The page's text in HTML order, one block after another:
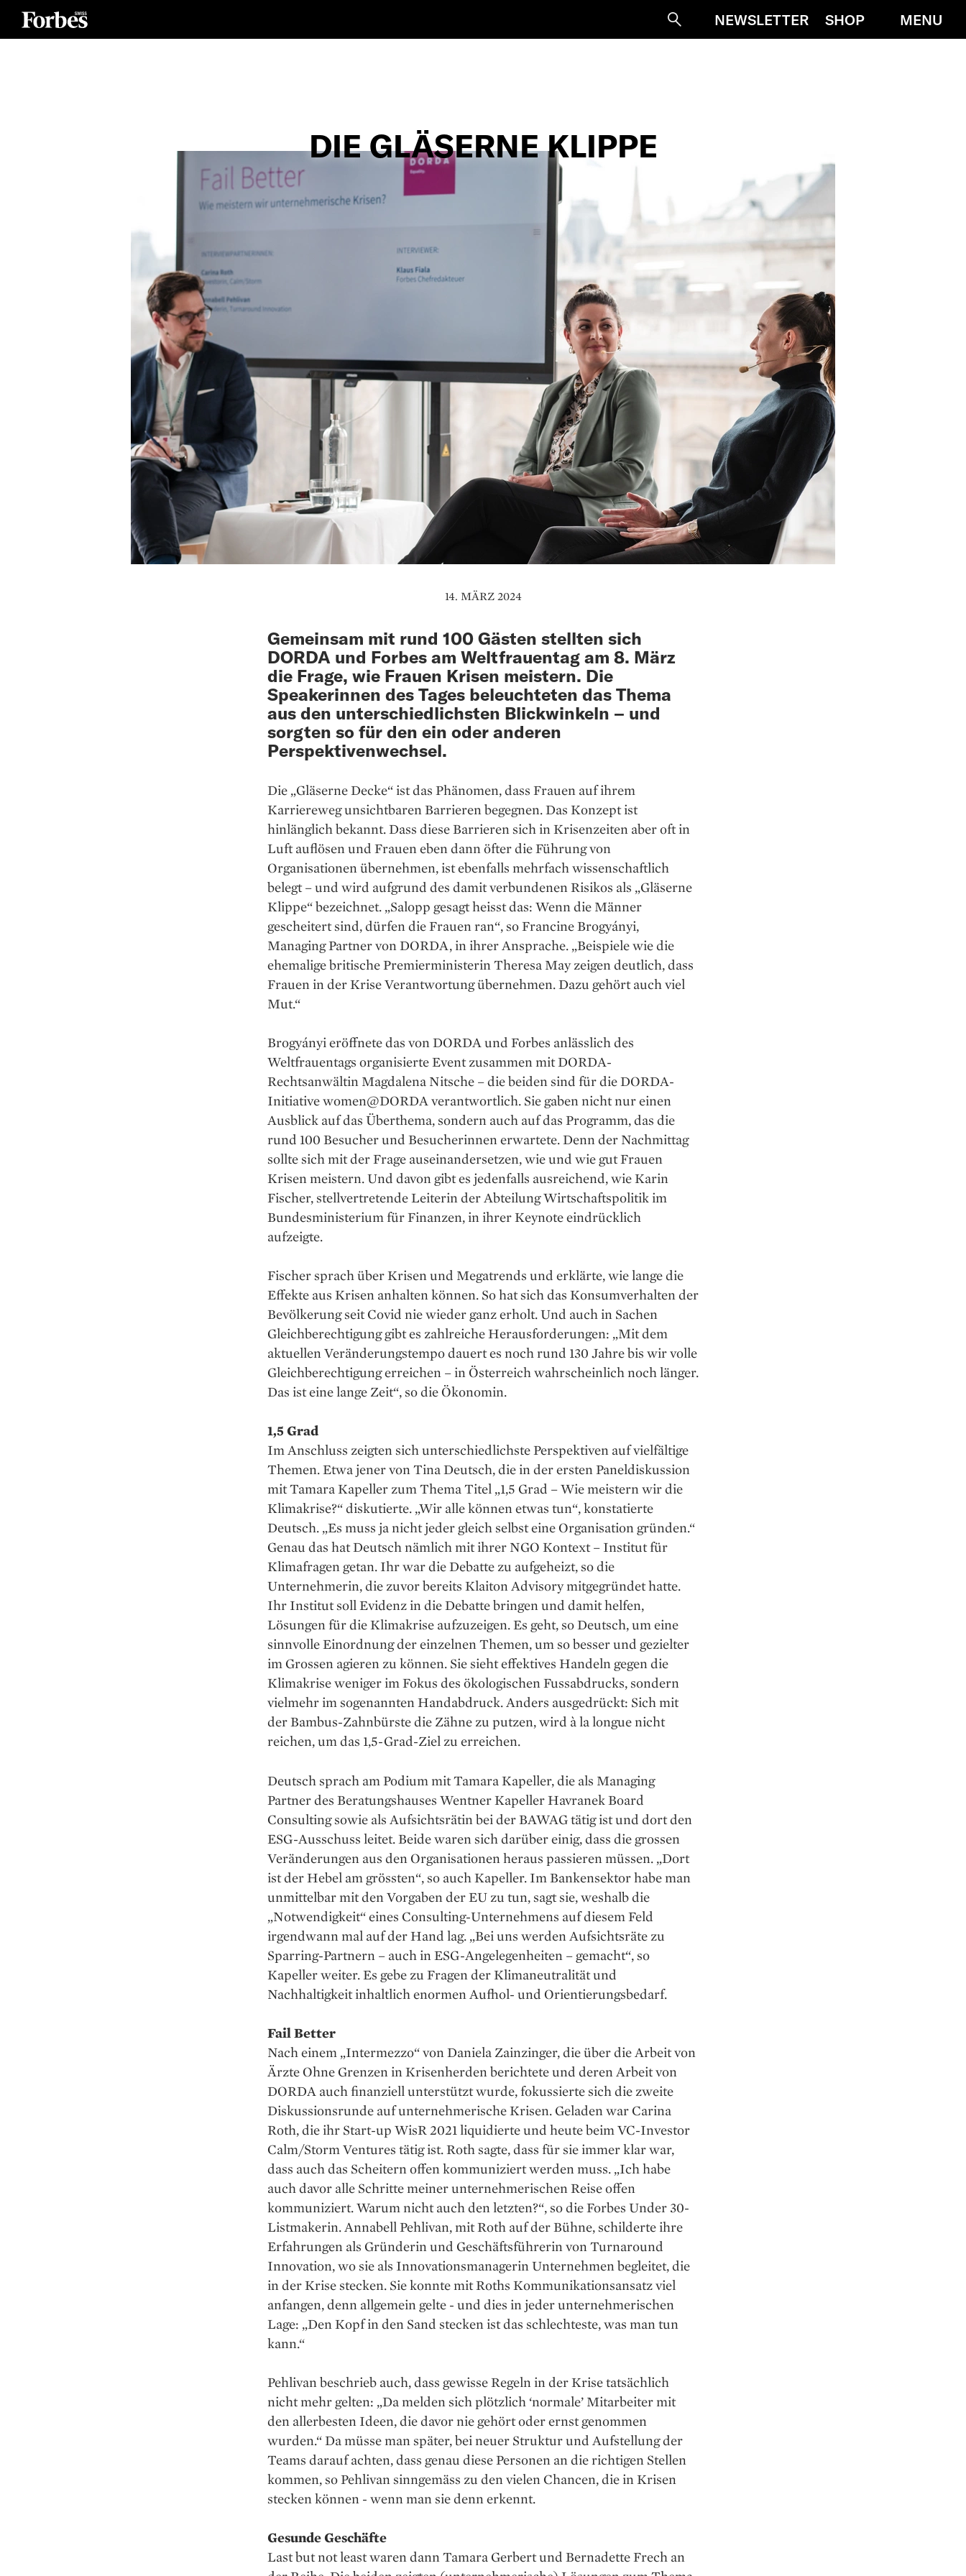
SucheNEWSLETTER SHOP MENU
DIE GLÄSERNE KLIPPE
14. MÄRZ 2024
Gemeinsam mit rund 100 Gästen stellten sich
DORDA und Forbes am Weltfrauentag am 8. März
die Frage, wie Frauen Krisen meistern. Die
Speakerinnen des Tages beleuchteten das Thema
aus den unterschiedlichsten Blickwinkeln – und
sorgten so für den ein oder anderen
Perspektivenwechsel.
Die „Gläserne Decke“ ist das Phänomen, dass Frauen auf ihrem
Karriereweg unsichtbaren Barrieren begegnen. Das Konzept ist
hinlänglich bekannt. Dass diese Barrieren sich in Krisenzeiten aber oft in
Luft auflösen und Frauen eben dann öfter die Führung von
Organisationen übernehmen, ist ebenfalls mehrfach wissenschaftlich
belegt – und wird aufgrund des damit verbundenen Risikos als „Gläserne
Klippe“ bezeichnet. „Salopp gesagt heisst das: Wenn die Männer
gescheitert sind, dürfen die Frauen ran“, so Francine Brogyányi,
Managing Partner von DORDA, in ihrer Ansprache. „Beispiele wie die
ehemalige britische Premierministerin Theresa May zeigen deutlich, dass
Frauen in der Krise Verantwortung übernehmen. Dazu gehört auch viel
Mut.“
Brogyányi eröffnete das von DORDA und Forbes anlässlich des
Weltfrauentags organisierte Event zusammen mit DORDA-
Rechtsanwältin Magdalena Nitsche – die beiden sind für die DORDA-
Initiative women@DORDA verantwortlich. Sie gaben nicht nur einen
Ausblick auf das Überthema, sondern auch auf das Programm, das die
rund 100 Besucher und Besucherinnen erwartete. Denn der Nachmittag
sollte sich mit der Frage auseinandersetzen, wie und wie gut Frauen
Krisen meistern. Und davon gibt es jedenfalls ausreichend, wie Karin
Fischer, stellvertretende Leiterin der Abteilung Wirtschaftspolitik im
Bundesministerium für Finanzen, in ihrer Keynote eindrücklich
aufzeigte.
Fischer sprach über Krisen und Megatrends und erklärte, wie lange die
Effekte aus Krisen anhalten können. So hat sich das Konsumverhalten der
Bevölkerung seit Covid nie wieder ganz erholt. Und auch in Sachen
Gleichberechtigung gibt es zahlreiche Herausforderungen: „Mit dem
aktuellen Veränderungstempo dauert es noch rund 130 Jahre bis wir volle
Gleichberechtigung erreichen – in Österreich wahrscheinlich noch länger.
Das ist eine lange Zeit“, so die Ökonomin.
1,5 Grad
Im Anschluss zeigten sich unterschiedlichste Perspektiven auf vielfältige
Themen. Etwa jener von Tina Deutsch, die in der ersten Paneldiskussion
mit Tamara Kapeller zum Thema Titel „1,5 Grad – Wie meistern wir die
Klimakrise?“ diskutierte. „Wir alle können etwas tun“, konstatierte
Deutsch. „Es muss ja nicht jeder gleich selbst eine Organisation gründen.“
Genau das hat Deutsch nämlich mit ihrer NGO Kontext – Institut für
Klimafragen getan. Ihr war die Debatte zu aufgeheizt, so die
Unternehmerin, die zuvor bereits Klaiton Advisory mitgegründet hatte.
Ihr Institut soll Evidenz in die Debatte bringen und damit helfen,
Lösungen für die Klimakrise aufzuzeigen. Es geht, so Deutsch, um eine
sinnvolle Einordnung der einzelnen Themen, um so besser und gezielter
im Grossen agieren zu können. Sie sieht effektives Handeln gegen die
Klimakrise weniger im Fokus des ökologischen Fussabdrucks, sondern
vielmehr im sogenannten Handabdruck. Anders ausgedrückt: Sich mit
der Bambus-Zahnbürste die Zähne zu putzen, wird à la longue nicht
reichen, um das 1,5-Grad-Ziel zu erreichen.
Deutsch sprach am Podium mit Tamara Kapeller, die als Managing
Partner des Beratungshauses Wentner Kapeller Havranek Board
Consulting sowie als Aufsichtsrätin bei der BAWAG tätig ist und dort den
ESG-Ausschuss leitet. Beide waren sich darüber einig, dass die grossen
Veränderungen aus den Organisationen heraus passieren müssen. „Dort
ist der Hebel am grössten“, so auch Kapeller. Im Bankensektor habe man
unmittelbar mit den Vorgaben der EU zu tun, sagt sie, weshalb die
„Notwendigkeit“ eines Consulting-Unternehmens auf diesem Feld
irgendwann mal auf der Hand lag. „Bei uns werden Aufsichtsräte zu
Sparring-Partnern – auch in ESG-Angelegenheiten – gemacht“, so
Kapeller weiter. Es gebe zu Fragen der Klimaneutralität und
Nachhaltigkeit inhaltlich enormen Aufhol- und Orientierungsbedarf.
Fail Better
Nach einem „Intermezzo“ von Daniela Zainzinger, die über die Arbeit von
Ärzte Ohne Grenzen in Krisenherden berichtete und deren Arbeit von
DORDA auch finanziell unterstützt wurde, fokussierte sich die zweite
Diskussionsrunde auf unternehmerische Krisen. Geladen war Carina
Roth, die ihr Start-up WisR 2021 liquidierte und heute beim VC-Investor
Calm/Storm Ventures tätig ist. Roth sagte, dass für sie immer klar war,
dass auch das Scheitern offen kommuniziert werden muss. „Ich habe
auch davor alle Schritte meiner unternehmerischen Reise offen
kommuniziert. Warum nicht auch den letzten?“, so die Forbes Under 30-
Listmakerin. Annabell Pehlivan, mit Roth auf der Bühne, schilderte ihre
Erfahrungen als Gründerin und Geschäftsführerin von Turnaround
Innovation, wo sie als Innovationsmanagerin Unternehmen begleitet, die
in der Krise stecken. Sie konnte mit Roths Kommunikationsansatz viel
anfangen, denn allgemein gelte - und dies in jeder unternehmerischen
Lage: „Den Kopf in den Sand stecken ist das schlechteste, was man tun
kann.“
Pehlivan beschrieb auch, dass gewisse Regeln in der Krise tatsächlich
nicht mehr gelten: „Da melden sich plötzlich ‘normale’ Mitarbeiter mit
den allerbesten Ideen, die davor nie gehört oder ernst genommen
wurden.“ Da müsse man später, bei neuer Struktur und Aufstellung der
Teams darauf achten, dass genau diese Personen an die richtigen Stellen
kommen, so Pehlivan sinngemäss zu den vielen Chancen, die in Krisen
stecken können - wenn man sie denn erkennt.
Gesunde Geschäfte
Last but not least waren dann Tamara Gerbert und Bernadette Frech an